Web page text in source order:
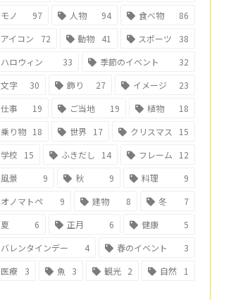
モノ
97 人物 94 食べ物
86
アイコン
72 動物 41 スポーツ
38
ハロウィン
33 季節のイベント
32
文字
30 飾り 27 イメージ
23
仕事
19 ご当地 19 植物
18
乗り物 18 世界 17 クリスマス
15
学校
15 ふきだし 14 フレーム
12
風景
9 秋 9 料理
9
オノマトペ
9 建物 8 冬
7
夏
6 正月 6 健康
5
バレンタインデー
4 春のイベント
3
医療
3 魚 3 観光 2 自然 1